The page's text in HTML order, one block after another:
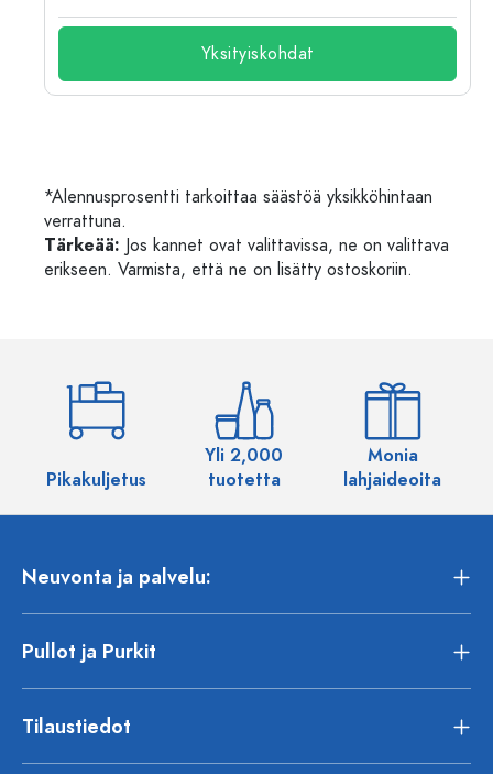
Yksityiskohdat
*Alennusprosentti tarkoittaa säästöä yksikköhintaan
verrattuna.
Tärkeää: Jos kannet ovat valittavissa, ne on valittava
erikseen. Varmista, että ne on lisätty ostoskoriin.
Pikakuljetus
Yli 2,000
tuotetta
Monia
lahjaideoita
Neuvonta ja palvelu:
Pullot ja Purkit
Tilaustiedot